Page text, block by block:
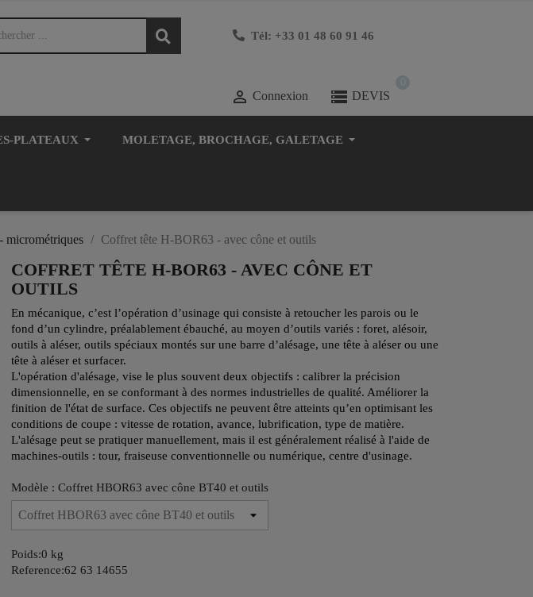
Tél: +33 01 48 60 91 46
 Connexion DEVIS
PLATEAUX MOLETAGE, BROCHAGE, GALETAGE
micrométriques Coffret tête H-BOR63 - avec cône et outils
COFFRET TÊTE H-BOR63 - AVEC CÔNE ET
OUTILS
En mécanique, c’est l’opération d’usinage qui consiste à retoucher les parois ou le
fond d’un cylindre, préalablement ébauché, au moyen d’outils variés : foret, alésoir,
outils à aléser, outils spéciaux montés sur une barre d’alésage, une tête à aléser ou une
tête à aléser et surfacer.
L'opération d'alésage, vise le plus souvent deux objectifs : calibrer la précision
dimensionnelle, en se conformant à des normes industrielles de qualité. Améliorer la
finition de l'état de surface. Ces objectifs ne peuvent être atteints qu’en optimisant les
conditions de coupe : vitesse de rotation, avance, lubrification, type de matière.
L'alésage peut se pratiquer manuellement, mais il est généralement réalisé à l'aide de
machines-outils : tour, fraiseuse conventionnelle ou numérique, centre d'usinage.
Modèle : Coffret HBOR63 avec cône BT40 et outils
Poids:0 kg
Reference:62 63 14655